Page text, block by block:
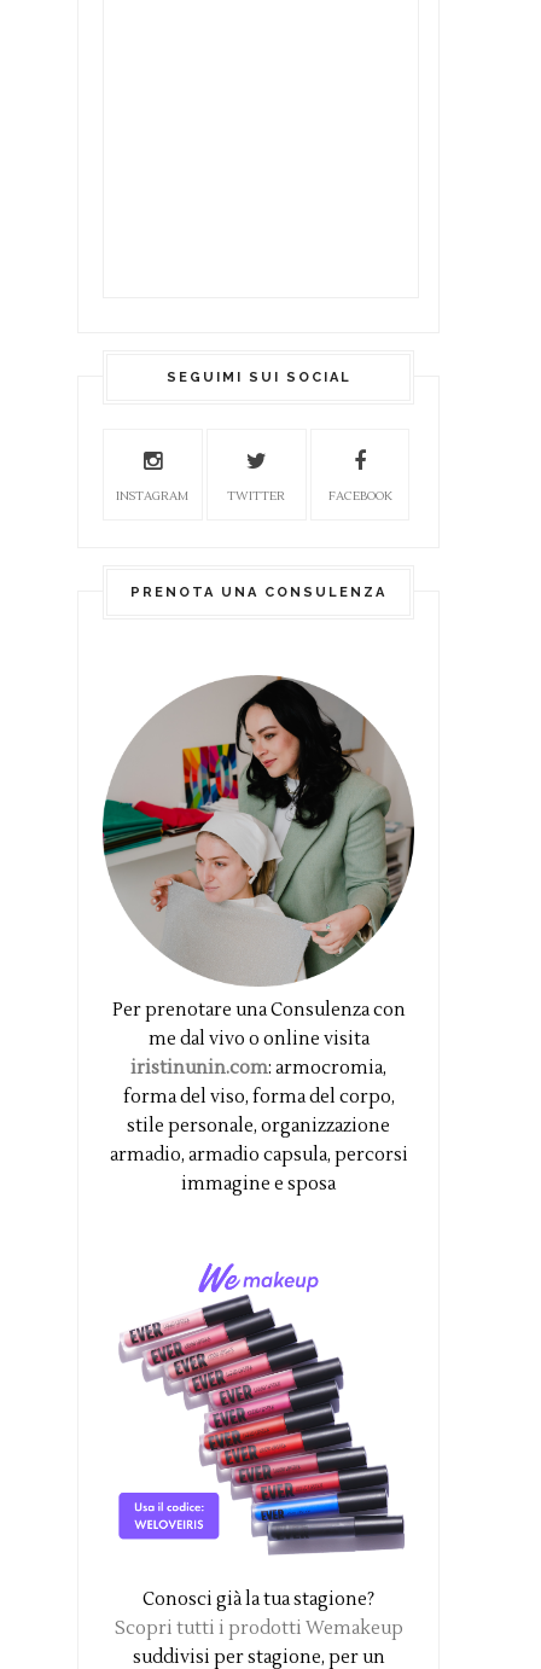
SEGUIMI SUI SOCIAL
INSTAGRAM TWITTER FACEBOOK
PRENOTA UNA CONSULENZA
Per prenotare una Consulenza con
me dal vivo o online visita
iristinunin.com: armocromia,
forma del viso, forma del corpo,
stile personale, organizzazione
armadio, armadio capsula, percorsi
immagine e sposa
Conosci già la tua stagione?
Scopri tutti i prodotti Wemakeup
suddivisi per stagione, per un